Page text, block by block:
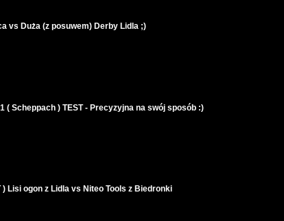
vs Duża (z posuwem) Derby Lidla ;)
( Scheppach ) TEST - Precyzyjna na swój sposób :)
) Lisi ogon z Lidla vs Niteo Tools z Biedronki